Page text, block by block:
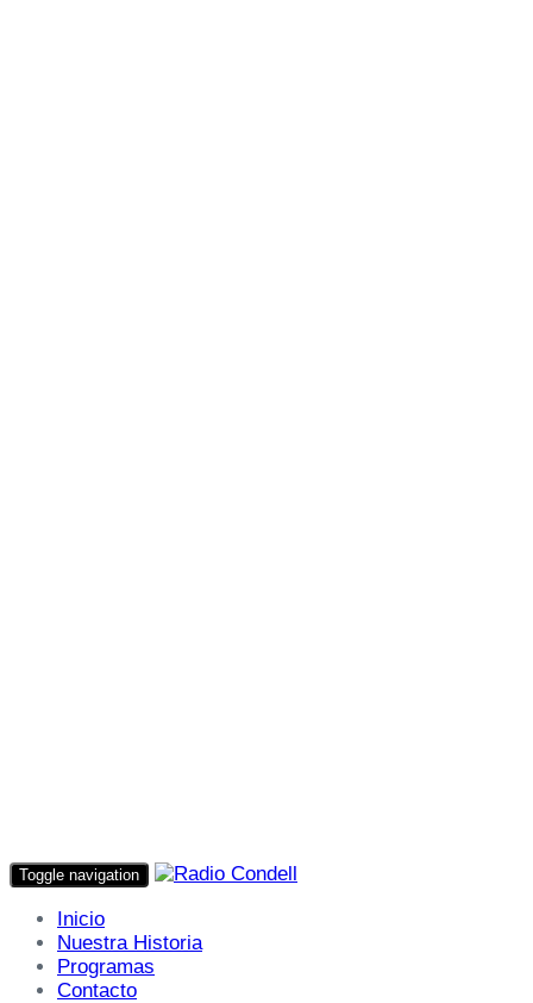
Toggle navigation
Inicio
Nuestra Historia
Programas
Contacto